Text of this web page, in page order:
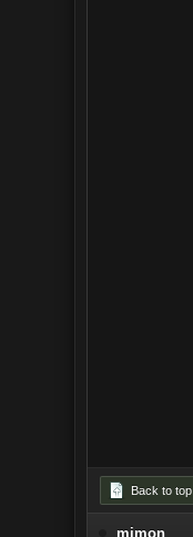
Back to top
mimon